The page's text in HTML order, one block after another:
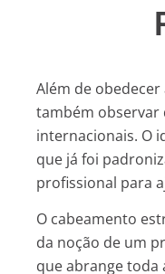
Além de
também observar
internacionais. O
que já foi
profissional para
O cabeamento
da noção de um
que abrange toda